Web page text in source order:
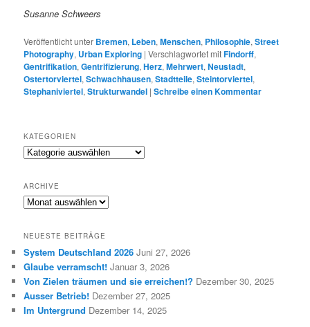
Susanne Schweers
Veröffentlicht unter Bremen, Leben,Menschen, Philosophie,Street
Photography, Urban Exploring |Verschlagwortet mitFindorff,
Gentrifikation,Gentrifizierung,Herz,Mehrwert,Neustadt,
Ostertorviertel,Schwachhausen,Stadtteile,Steintorviertel,
Stephaniviertel,Strukturwandel |Schreibe einen Kommentar
KATEGORIEN
K
e
g
r
e
n
ARCHIVE
A
H
I
V
E
NEUESTE BEITRÄGE
System Deutschland 2026 Juni 27, 2026
Glaube verramscht! Januar 3, 2026
Von Zielen träumen und sie erreichen!? Dezember 30, 2025
Ausser Betrieb! Dezember 27, 2025
Im Untergrund Dezember 14, 2025